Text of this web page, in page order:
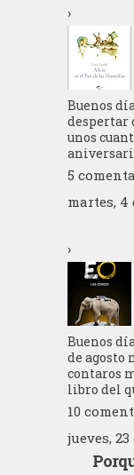
›
Buenos
despertar
unos
5
martes, 4
›
Buenos
de agosto
contaros
libro del
10
jueves,